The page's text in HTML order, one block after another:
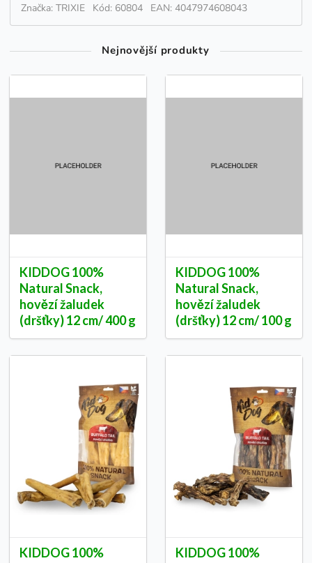
Značka: TRIXIE Kód: 60804 EAN: 4047974608043
Nejnovější produkty
KIDDOG 100%
Natural Snack,
hovězí žaludek
(dršťky) 12 cm/ 400 g
KIDDOG 100%
Natural Snack,
hovězí žaludek
(dršťky) 12 cm/ 100 g
KIDDOG 100%
KIDDOG 100%